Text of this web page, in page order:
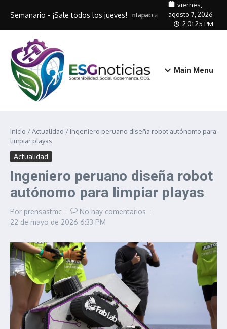
Semanario - ¡Sale todos los jueves!
Antapaccay capacitará a 320
viernes,
agosto 7, 2026
2:01:26 PM
Main Menu
Inicio /Actualidad / Ingeniero peruano diseña robot autónomo para
limpiar playas
Actualidad
Ingeniero peruano diseña robot
autónomo para limpiar playas
Por prensastmc
No hay comentarios
22 de mayo de 2026 6:33 PM